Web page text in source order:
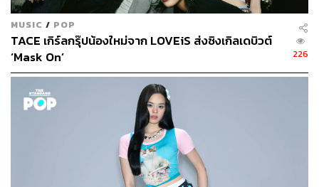
MUSIC / POP
TACE เกิร์ลกรุ๊ปน้องใหม่จาก LOVEiS ส่งซิงเกิลเดบิวต์
‘Mask On’
226